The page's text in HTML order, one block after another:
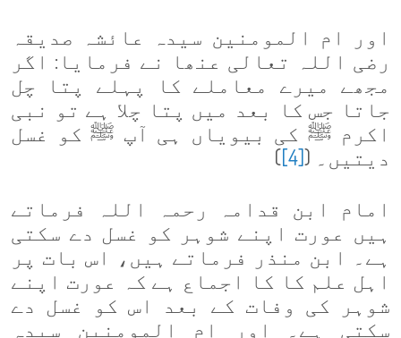
اور ام المومنین سیدہ عائشہ صدیقہ
رضی اللہ تعالی عنھا نے فرمایا: اگر
مجھے میرے معاملے کا پہلے پتا چل
جاتا جس کا بعد میں پتا چلا ہے تو نبی
اکرم ﷺ کی بیویاں ہی آپ ﷺ کو غسل
دیتیں۔ ([4]
)
امام ابن قدامہ رحمہ اللہ فرماتے
ہیں عورت اپنے شوہر کو غسل دے سکتی
ہے۔ ابن منذر فرماتے ہیں، اس بات پر
اہل علم کا کا اجماع ہے کہ عورت اپنے
شوہر کی وفات کے بعد اس کو غسل دے
سکتی ہے۔ اور ام المومنین سیدہ